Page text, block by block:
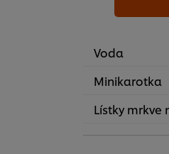
Voda
Minikarotka
Lístky mrkve